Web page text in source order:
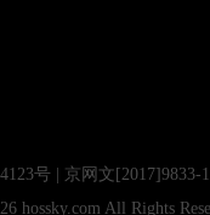
号 | 京网文
hossky.com All Rights